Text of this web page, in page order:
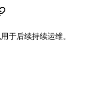
于后续持续运维。